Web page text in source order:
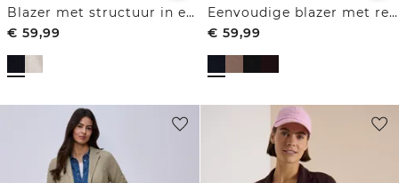
Blazer met structuur in effen kleur
€ 59,99
Eenvoudige blazer met reverskraag en knopen
€ 59,99